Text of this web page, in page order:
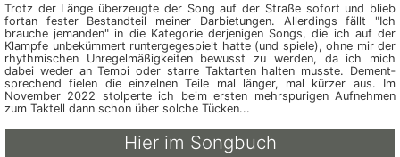
Trotz der Länge überzeugte der Song auf der Straße sofort und blieb
fortan fester Bestandteil meiner Dar­bie­tungen. Allerdings fällt "Ich
brauche jemanden" in die Kategorie derjenigen Songs, die ich auf der
Klampfe un­beküm­mert run­ter­ge­gespielt hatte (und spiele), ohne mir der
rhyth­mischen Un­regel­mäßig­keiten bewusst zu werden, da ich mich
dabei weder an Tempi oder starre Taktarten halten musste. Dem­ent­
sprechend fielen die einzelnen Teile mal länger, mal kürzer aus. Im
November 2022 stol­perte ich beim ersten mehr­spurigen Auf­nehmen
zum Taktell dann schon über solche Tücken...
Hier im Songbuch